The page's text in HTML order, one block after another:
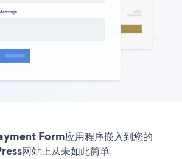
Form应用程序嵌入到您的
网站上从未如此简单